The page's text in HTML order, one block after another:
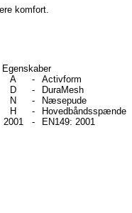
komfort.
Egenskaber
A
-
Activform
D
-
DuraMesh
N
-
Næsepude
H
-
Hovedbåndsspænde
2001
- EN149: 2001